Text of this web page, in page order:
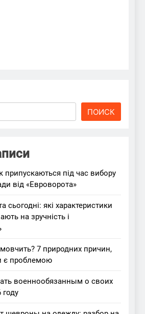
ПОИСК
під час вибору
від «Евроворота»
сьогодні: які характеристики
на зручність і
7 природних причин,
є проблемою
военнообязанным о своих
году